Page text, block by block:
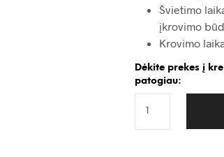
Švietimo
įkrovimo
Krovimo
Dėkite prekes į
patogiau: